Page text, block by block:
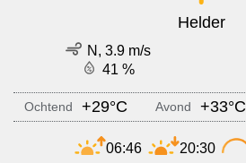
Helder
N, 3.9 m/s
41 %
Ochtend +29°C Avond +33°C
06:46 20:30